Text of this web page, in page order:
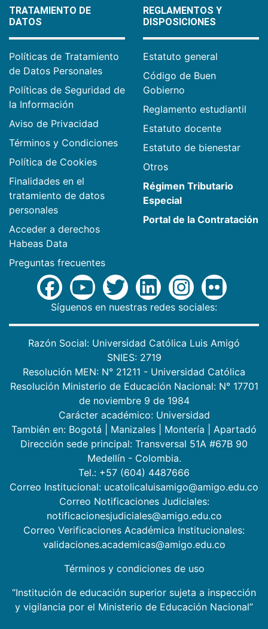
TRATAMIENTO DE
DATOS
Políticas de Tratamiento
de Datos Personales
Políticas de Seguridad de
la Información
Aviso de Privacidad
Términos y Condiciones
Política de Cookies
Finalidades en el
tratamiento de datos
personales
Acceder a derechos
Habeas Data
Preguntas frecuentes
REGLAMENTOS Y
DISPOSICIONES
Estatuto general
Código de Buen
Gobierno
Reglamento estudiantil
Estatuto docente
Estatuto de bienestar
Otros
Régimen Tributario
Especial
Portal de la Contratación
Síguenos en nuestras redes sociales:
Razón Social: Universidad Católica Luis Amigó
SNIES: 2719
Resolución MEN: N° 21211 - Universidad Católica
Resolución Ministerio de Educación Nacional: N° 17701
de noviembre 9 de 1984
Carácter académico: Universidad
También en: Bogotá Manizales Montería
Apartadó
Dirección sede principal: Transversal 51A #67B 90
Medellín - Colombia.
Tel.: +57 (604) 4487666
Correo Institucional: ucatolicaluisamigo@amigo.edu.co
Correo Notificaciones Judiciales:
notificacionesjudiciales@amigo.edu.co
Correo Verificaciones Académica Institucionales:
validaciones.academicas@amigo.edu.co
Términos y condiciones de uso
“Institución de educación superior sujeta a inspección
y vigilancia por el Ministerio de Educación Nacional”